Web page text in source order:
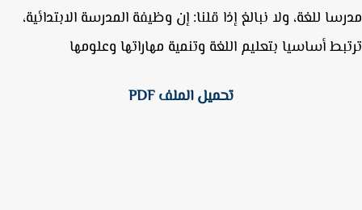
للغة، ولا نبالغ إذا قلنا: إن وظيفة المدرسة الابتدائية،
أساسيا بتعليم اللغة وتنمية مهاراتها وعلومها
تحميل الملف PDF